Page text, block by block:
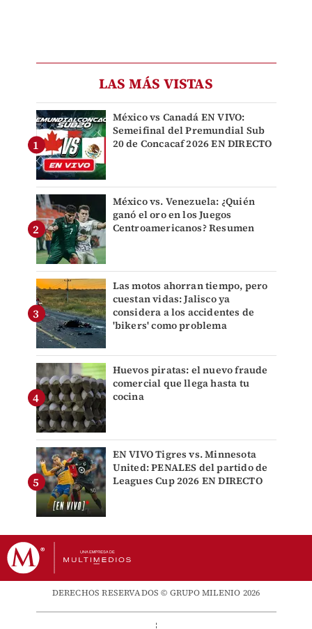
LAS MÁS VISTAS
México vs Canadá EN VIVO:
Semeifinal del Premundial Sub
20 de Concacaf 2026 EN DIRECTO
México vs. Venezuela: ¿Quién
ganó el oro en los Juegos
Centroamericanos? Resumen
Las motos ahorran tiempo, pero
cuestan vidas: Jalisco ya
considera a los accidentes de
'bikers' como problema
Huevos piratas: el nuevo fraude
comercial que llega hasta tu
cocina
EN VIVO Tigres vs. Minnesota
United: PENALES del partido de
Leagues Cup 2026 EN DIRECTO
DERECHOS RESERVADOS © GRUPO MILENIO 2026